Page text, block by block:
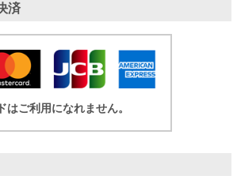
済
はご利用になれません。